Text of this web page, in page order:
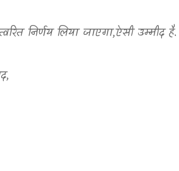
निर्णय लिया जाएगा,ऐसी उम्मीद है.
,